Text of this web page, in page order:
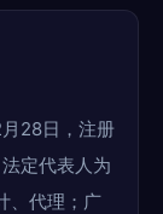
28日，注册
定代表人为
、代理；广